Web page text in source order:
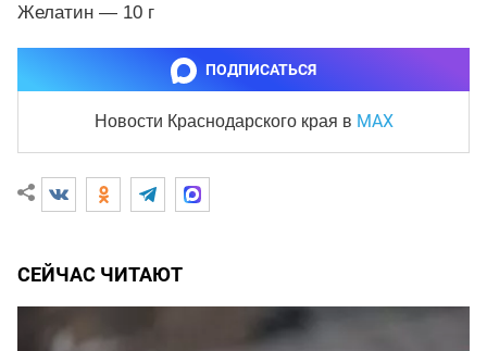
Желатин — 10 г
ПОДПИСАТЬСЯ
Новости Краснодарского края в MAX
СЕЙЧАС ЧИТАЮТ